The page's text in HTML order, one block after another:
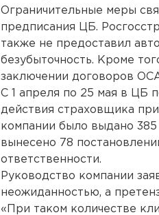
Ограничительные меры
предписания ЦБ.
также не предоставил
безубыточность. Кроме
заключении договоров
С 1 апреля по 25 мая в ЦБ
действия страховщика
компании было выдано
вынесено 78
ответственности.
Руководство компании
неожиданностью, а
«При таком количестве